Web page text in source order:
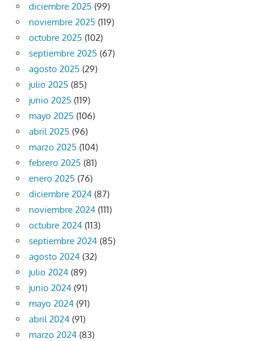
diciembre 2025 (99)
noviembre 2025 (119)
octubre 2025 (102)
septiembre 2025 (67)
agosto 2025 (29)
julio 2025 (85)
junio 2025 (119)
mayo 2025 (106)
abril 2025 (96)
marzo 2025 (104)
febrero 2025 (81)
enero 2025 (76)
diciembre 2024 (87)
noviembre 2024 (111)
octubre 2024 (113)
septiembre 2024 (85)
agosto 2024 (32)
julio 2024 (89)
junio 2024 (91)
mayo 2024 (91)
abril 2024 (91)
marzo 2024 (83)